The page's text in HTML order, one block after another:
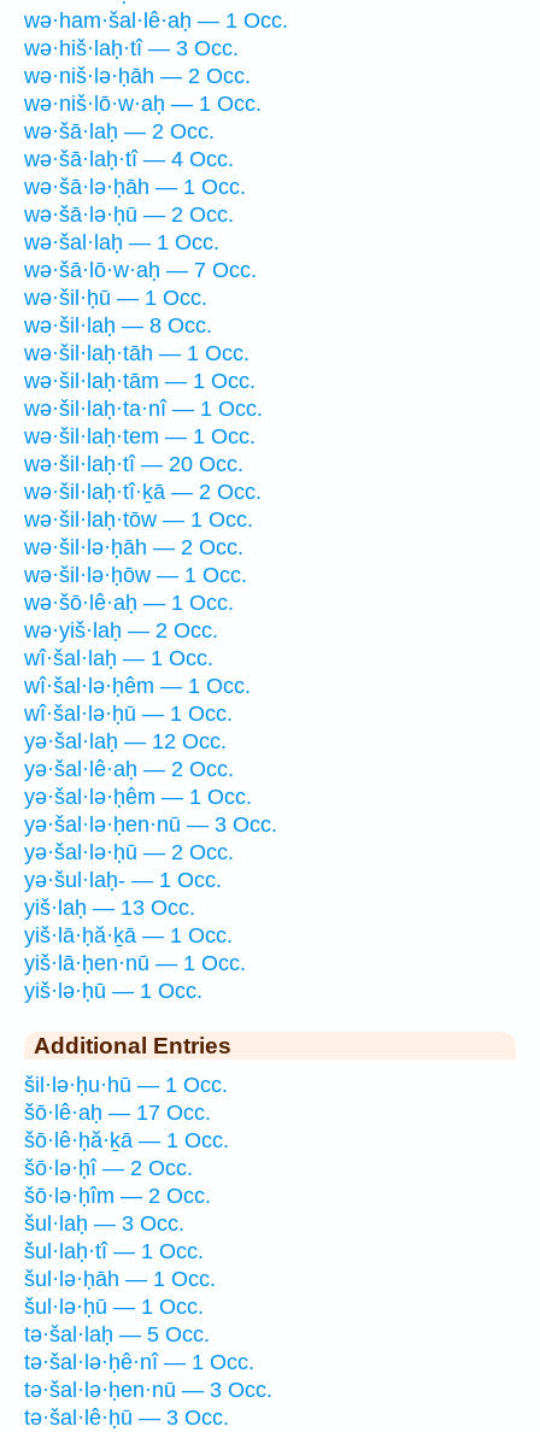
wə·ham·šal·lê·aḥ — 1 Occ.
wə·hiš·laḥ·tî — 3 Occ.
wə·niš·lə·ḥāh — 2 Occ.
wə·niš·lō·w·aḥ — 1 Occ.
wə·šā·laḥ — 2 Occ.
wə·šā·laḥ·tî — 4 Occ.
wə·šā·lə·ḥāh — 1 Occ.
wə·šā·lə·ḥū — 2 Occ.
wə·šal·laḥ — 1 Occ.
wə·šā·lō·w·aḥ — 7 Occ.
wə·šil·ḥū — 1 Occ.
wə·šil·laḥ — 8 Occ.
wə·šil·laḥ·tāh — 1 Occ.
wə·šil·laḥ·tām — 1 Occ.
wə·šil·laḥ·ta·nî — 1 Occ.
wə·šil·laḥ·tem — 1 Occ.
wə·šil·laḥ·tî — 20 Occ.
wə·šil·laḥ·tî·ḵā — 2 Occ.
wə·šil·laḥ·tōw — 1 Occ.
wə·šil·lə·ḥāh — 2 Occ.
wə·šil·lə·ḥōw — 1 Occ.
wə·šō·lê·aḥ — 1 Occ.
wə·yiš·laḥ — 2 Occ.
wî·šal·laḥ — 1 Occ.
wî·šal·lə·ḥêm — 1 Occ.
wî·šal·lə·ḥū — 1 Occ.
yə·šal·laḥ — 12 Occ.
yə·šal·lê·aḥ — 2 Occ.
yə·šal·lə·ḥêm — 1 Occ.
yə·šal·lə·ḥen·nū — 3 Occ.
yə·šal·lə·ḥū — 2 Occ.
yə·šul·laḥ- — 1 Occ.
yiš·laḥ — 13 Occ.
yiš·lā·ḥă·ḵā — 1 Occ.
yiš·lā·ḥen·nū — 1 Occ.
yiš·lə·ḥū — 1 Occ.
Additional Entries
šil·lə·ḥu·hū — 1 Occ.
šō·lê·aḥ — 17 Occ.
šō·lê·ḥă·ḵā — 1 Occ.
šō·lə·ḥî — 2 Occ.
šō·lə·ḥîm — 2 Occ.
šul·laḥ — 3 Occ.
šul·laḥ·tî — 1 Occ.
šul·lə·ḥāh — 1 Occ.
šul·lə·ḥū — 1 Occ.
tə·šal·laḥ — 5 Occ.
tə·šal·lə·ḥê·nî — 1 Occ.
tə·šal·lə·ḥen·nū — 3 Occ.
tə·šal·lê·ḥū — 3 Occ.